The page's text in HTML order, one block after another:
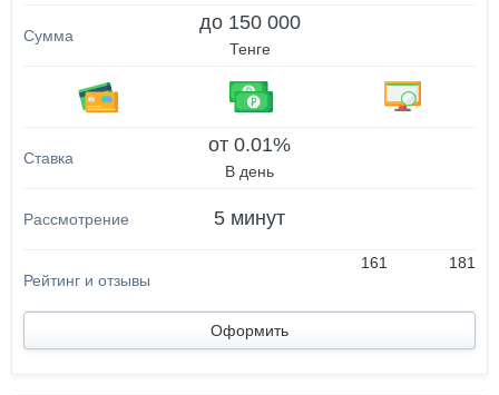
до 150 000
Тенге
от 0.01%
В день
5 минут
161 181
Оформить